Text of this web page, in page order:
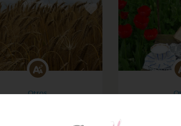
Otros